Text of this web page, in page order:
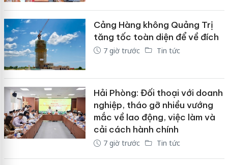
Cảng Hàng không Quảng Trị
tăng tốc toàn diện để về đích
7 giờ trước Tin tức
Hải Phòng: Đối thoại với doanh
nghiệp, tháo gỡ nhiều vướng
mắc về lao động, việc làm và
cải cách hành chính
7 giờ trước Tin tức